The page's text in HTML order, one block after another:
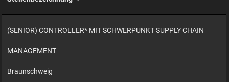
(SENIOR) CONTROLLER* MIT SCHWERPUNKT SUPPLY CHAIN
MANAGEMENT
Braunschweig